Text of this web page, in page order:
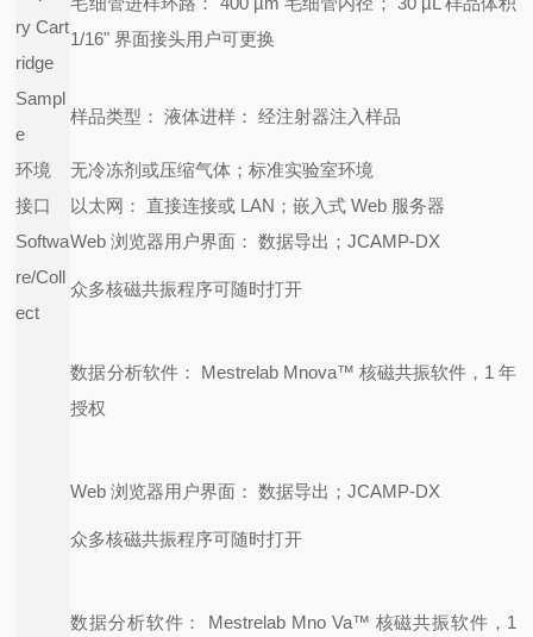
ry Cart
ridge
1/16" 界面接头用户可更换
Sampl
e
样品类型： 液体进样： 经注射器注入样品
环境
无冷冻剂或压缩气体；标准实验室环境
接口
以太网： 直接连接或 LAN；嵌入式 Web 服务器
Softwa
re/Coll
ect
Web 浏览器用户界面： 数据导出；JCAMP-DX
众多核磁共振程序可随时打开
数据分析软件： Mestrelab Mnova™ 核磁共振软件，1 年
授权
Web 浏览器用户界面： 数据导出；JCAMP-DX
众多核磁共振程序可随时打开
数据分析软件： Mestrelab Mno Va™ 核磁共振软件，1